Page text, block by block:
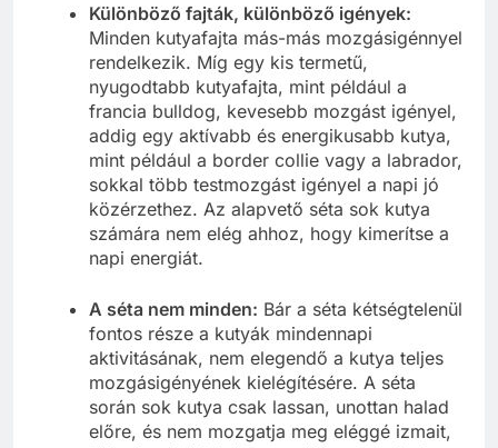
Különböző fajták, különböző igények:
Minden kutyafajta más-más mozgásigénnyel
rendelkezik. Míg egy kis termetű,
nyugodtabb kutyafajta, mint például a
francia bulldog, kevesebb mozgást igényel,
addig egy aktívabb és energikusabb kutya,
mint például a border collie vagy a labrador,
sokkal több testmozgást igényel a napi jó
közérzethez. Az alapvető séta sok kutya
számára nem elég ahhoz, hogy kimerítse a
napi energiát.
A séta nem minden: Bár a séta kétségtelenül
fontos része a kutyák mindennapi
aktivitásának, nem elegendő a kutya teljes
mozgásigényének kielégítésére. A séta
során sok kutya csak lassan, unottan halad
előre, és nem mozgatja meg eléggé izmait,